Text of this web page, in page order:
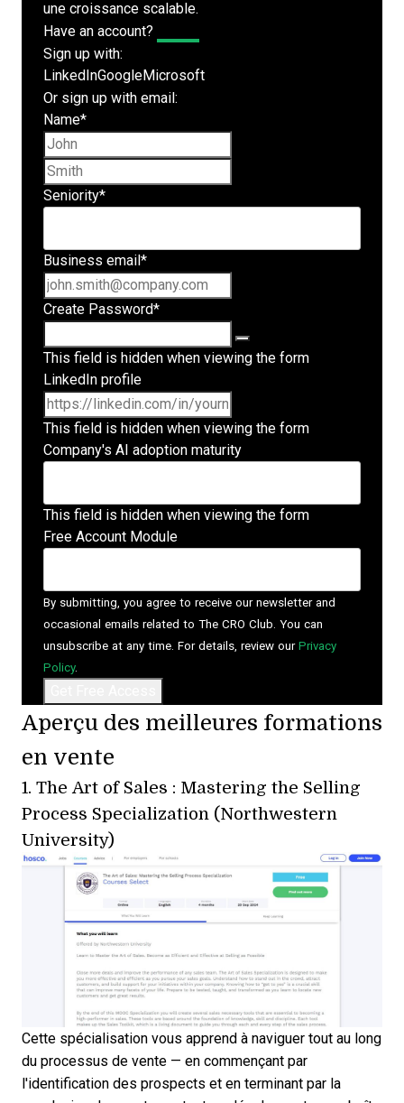
une croissance scalable.
Have an account?
Sign up with:
LinkedInGoogleMicrosoft
Or sign up with email:
Name*
Seniority*
Business email *
Create Password*
This field is hidden when viewing the form
LinkedIn profile
This field is hidden when viewing the form
Company's AI adoption maturity
This field is hidden when viewing the form
Free Account Module
By submitting, you agree to receive our newsletter and
occasional emails related to The CRO Club. You can
unsubscribe at any time. For details, review our Privacy
Policy.
Aperçu des meilleures formations
en vente
1. The Art of Sales : Mastering the Selling
Process Specialization (Northwestern
University)
Cette spécialisation vous apprend à naviguer tout au long
du processus de vente — en commençant par
l'identification des prospects et en terminant par la